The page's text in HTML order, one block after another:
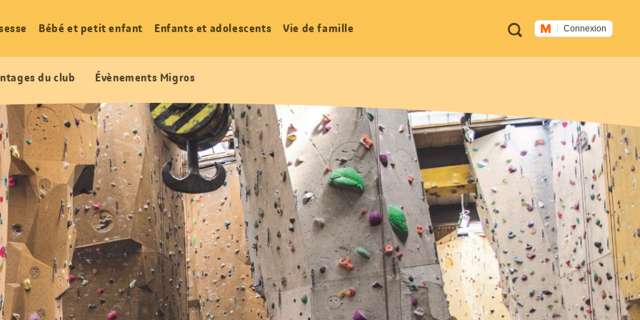
Métanavigation
RechercheConnexion
Bébé et petit enfant Enfants et adolescents Vie de famille
du club Évènements Migros